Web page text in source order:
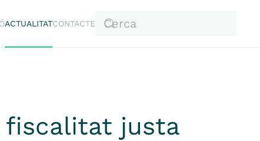
ACTUALITATCONTACTE
fiscalitat justa